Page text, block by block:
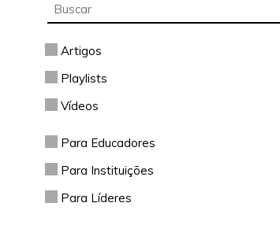
Artigos
Playlists
Vídeos
Para Educadores
Para Instituições
Para Líderes